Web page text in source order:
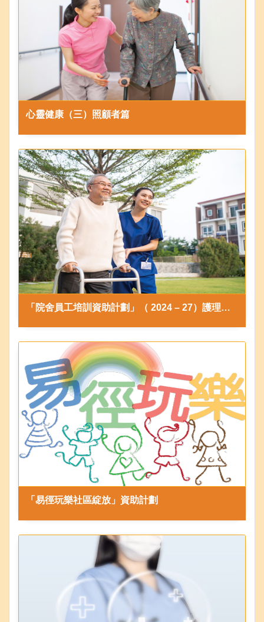
心靈健康（三）照顧者篇
「院舍員工培訓資助計劃」（ 2024 – 27）護理員訓練課程證書
「易徑玩樂社區綻放」資助計劃